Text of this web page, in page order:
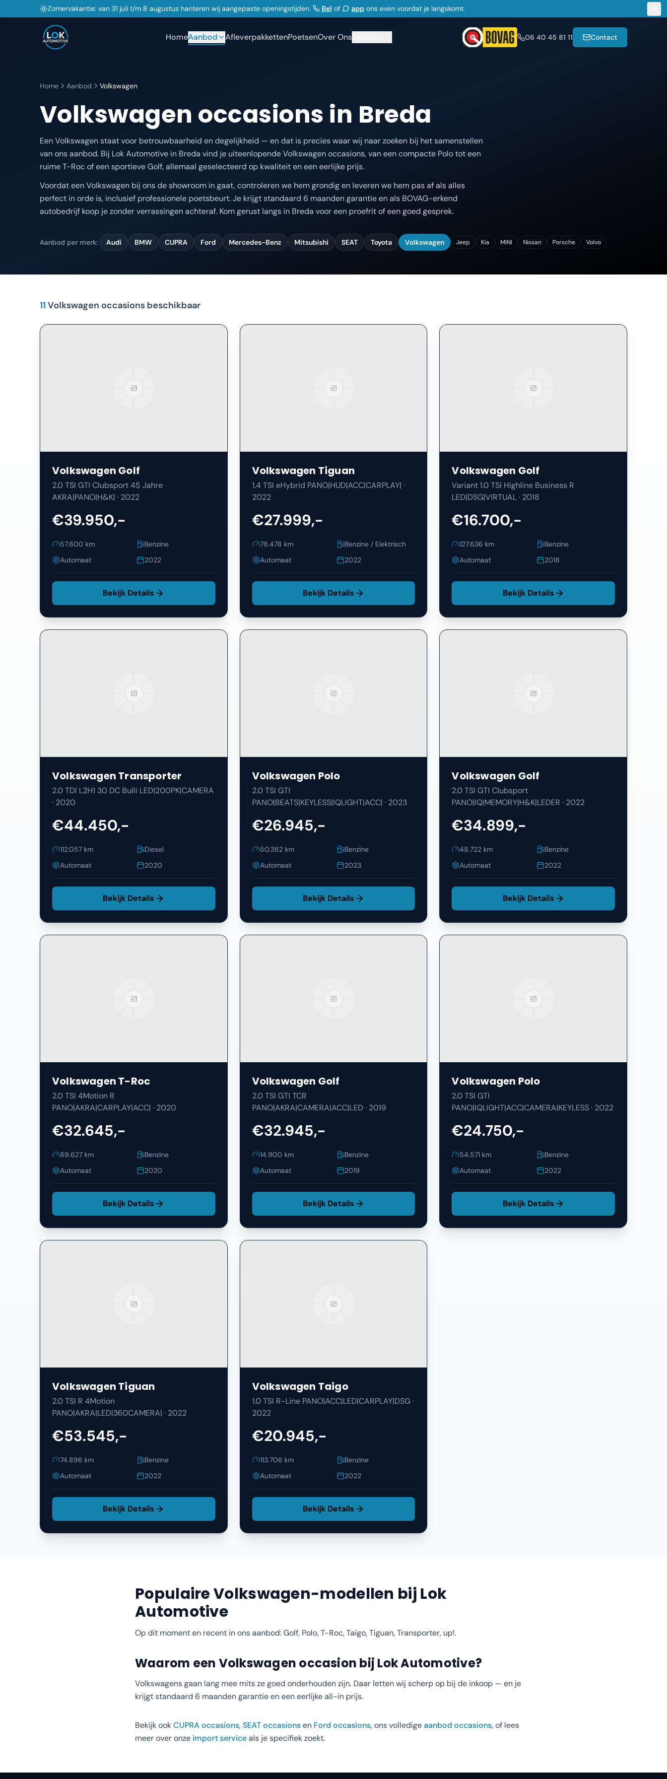
Zomervakantie: van 31 juli t/m 8 augustus hanteren wij aangepaste openingstijden. Bel of app ons even voordat je langskomt.
HomeAanbod AfleverpakkettenPoetsenOver Ons 06 40 45 81 11 Contact
Home Aanbod Volkswagen
Volkswagen occasions in Breda
Een Volkswagen staat voor betrouwbaarheid en degelijkheid — en dat is precies waar wij naar zoeken bij het samenstellen
van ons aanbod. Bij Lok Automotive in Breda vind je uiteenlopende Volkswagen occasions, van een compacte Polo tot een
ruime T-Roc of een sportieve Golf, allemaal geselecteerd op kwaliteit en een eerlijke prijs.
Voordat een Volkswagen bij ons de showroom in gaat, controleren we hem grondig en leveren we hem pas af als alles
perfect in orde is, inclusief professionele poetsbeurt. Je krijgt standaard 6 maanden garantie en als BOVAG-erkend
autobedrijf koop je zonder verrassingen achteraf. Kom gerust langs in Breda voor een proefrit of een goed gesprek.
Aanbod per merk: Audi BMW CUPRA Ford Mercedes-Benz Mitsubishi SEAT Toyota Volkswagen Jeep Kia MINI Nissan Porsche Volvo
11 Volkswagen occasions beschikbaar
Volkswagen Golf
2.0 TSI GTI Clubsport 45 Jahre
AKRA|PANO|H&K| · 2022
€39.950,-
57.600 km
Benzine
Automaat
2022
Bekijk Details
Volkswagen Tiguan
1.4 TSI eHybrid PANO|HUD|ACC|CARPLAY| ·
2022
€27.999,-
78.478 km
Benzine / Elektrisch
Automaat
2022
Bekijk Details
Volkswagen Golf
Variant 1.0 TSI Highline Business R
LED|DSG|VIRTUAL· 2018
€16.700,-
127.636 km
Benzine
Automaat
2018
Bekijk Details
Volkswagen Transporter
2.0 TDI L2H1 30 DC Bulli LED|200PK|CAMERA
· 2020
€44.450,-
112.057 km
Diesel
Automaat
2020
Bekijk Details
Volkswagen Polo
2.0 TSI GTI
PANO|BEATS|KEYLESS|IQLIGHT|ACC| · 2023
€26.945,-
50.382km
Benzine
Automaat
2023
Bekijk Details
Volkswagen Golf
2.0 TSI GTI Clubsport
PANO|IQ|MEMORY|H&K|LEDER · 2022
€34.899,-
48.722 km
Benzine
Automaat
2022
Bekijk Details
Volkswagen T-Roc
2.0 TSI 4Motion R
PANO|AKRA|CARPLAY|ACC| · 2020
€32.645,-
89.627 km
Benzine
Automaat
2020
Bekijk Details
Volkswagen Golf
2.0 TSI GTI TCR
PANO|AKRA|CAMERA|ACC|LED· 2019
€32.945,-
14.900 km
Benzine
Automaat
2019
Bekijk Details
Volkswagen Polo
2.0 TSI GTI
PANO|IQLIGHT|ACC|CAMERA|KEYLESS· 2022
€24.750,-
54.571 km
Benzine
Automaat
2022
Bekijk Details
Volkswagen Tiguan
2.0 TSI R 4Motion
PANO|AKRA|LED|360CAMERA| · 2022
€53.545,-
74.896 km
Benzine
Automaat
2022
Bekijk Details
Volkswagen Taigo
1.0 TSI R-Line PANO|ACC|LED|CARPLAY|DSG·
2022
€20.945,-
113.706 km
Benzine
Automaat
2022
Bekijk Details
PopulaireVolkswagen-modellen bij Lok
Automotive
Op dit moment en recent in ons aanbod:Golf, Polo, T-Roc, Taigo, Tiguan, Transporter, up!.
Waarom een Volkswagen occasion bij Lok Automotive?
Volkswagens gaan lang mee mits ze goed onderhouden zijn. Daar letten wij scherp op bij de inkoop — en je
krijgt standaard 6 maanden garantie en een eerlijke all-in prijs.
Bekijk ookCUPRAoccasions,SEAToccasionsen Ford occasions, ons volledigeaanbod occasions, of lees
meer over onze import serviceals je specifiek zoekt.